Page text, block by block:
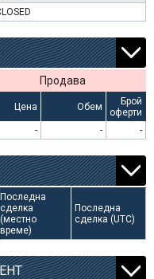
Продава
Цена Обем
Брой
оферти
- - -
Последна
сделка
(местно
време)
Последна
сделка (UTC)